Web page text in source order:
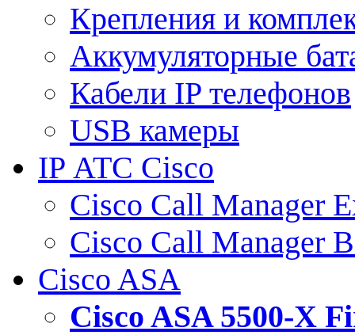
Крепления и
Аккумуляторные
Кабели IP телефонов
USB камеры
IP АТС Cisco
Cisco Call Manager
Cisco Call Manager
Cisco ASA
Cisco ASA 5500-X